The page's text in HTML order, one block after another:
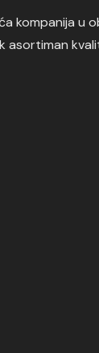
kompanija u
asortiman